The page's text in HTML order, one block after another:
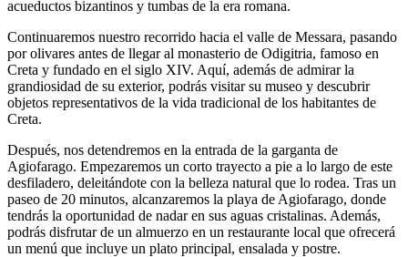
acueductos bizantinos y tumbas de la era romana.
Continuaremos nuestro recorrido hacia el valle de Messara, pasando
por olivares antes de llegar al monasterio de Odigitria, famoso en
Creta y fundado en el siglo XIV. Aquí, además de admirar la
grandiosidad de su exterior, podrás visitar su museo y descubrir
objetos representativos de la vida tradicional de los habitantes de
Creta.
Después, nos detendremos en la entrada de la garganta de
Agiofarago. Empezaremos un corto trayecto a pie a lo largo de este
desfiladero, deleitándote con la belleza natural que lo rodea. Tras un
paseo de 20 minutos, alcanzaremos la playa de Agiofarago, donde
tendrás la oportunidad de nadar en sus aguas cristalinas. Además,
podrás disfrutar de un almuerzo en un restaurante local que ofrecerá
un menú que incluye un plato principal, ensalada y postre.